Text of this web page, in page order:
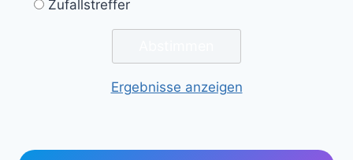
Zufallstreffer
Ergebnisse anzeigen